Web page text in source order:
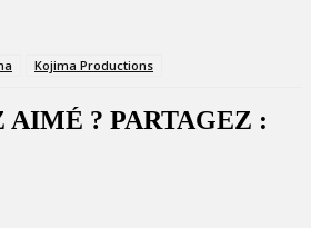
Kojima Productions
AIMÉ ? PARTAGEZ :